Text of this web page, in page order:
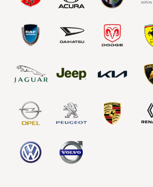
Емулятори